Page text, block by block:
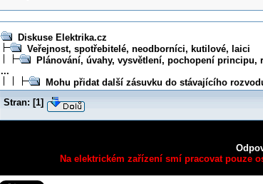
Diskuse Elektrika.cz
Veřejnost, spotřebitelé, neodborníci, kutilové, laici
Plánování, úvahy, vysvětlení, pochopení
...
Mohu přidat další zásuvku do stávajícího
Stran: [1]
Na elektrickém zařízení smí pracovat pouze